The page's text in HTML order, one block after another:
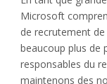
Microsoft
de recrutement
beaucoup plus de
responsables du
maintenons des